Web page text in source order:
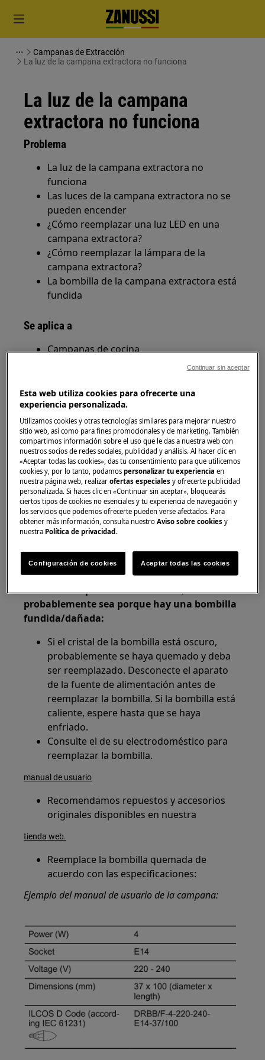
Campanas de Extracción
La luz de la campana extractora no funciona
La luz de la campana
extractora no funciona
Problema
La luz de la campana extractora no
funciona
Las luces de la campana extractora no se
pueden encender
¿Cómo reemplazar una luz LED en una
campana extractora?
¿Cómo reemplazar la lámpara de la
campana extractora?
La bombilla de la campana extractora está
fundida
Se aplica a
Campanas de cocina
1. Primero, verifique si la función de
extracción está funcionando:
Si no funciona (la campana extractora no
reacciona, la luz no se enciende, la función
de extracción no funciona),
probablemente haya un fallo eléctrico.
Comprueba si otros electrodomésticos de
la cocina funcionan, en caso contrario
revisa los fusibles y contacta con un
electricista cualificado para subsanar el
posible fallo de cableado.
2. Si la función extractora funciona pero la
luz de la campana no se enciende,
probablemente sea porque hay una bombilla
fundida/dañada:
Si el cristal de la bombilla está oscuro,
probablemente se haya quemado y deba
ser reemplazado. Desconecte el aparato
de la fuente de alimentación antes de
reemplazar la bombilla. Si la bombilla está
caliente, espere hasta que se haya
enfriado.
Consulte el de su electrodoméstico para
reemplazar la bombilla.
manual de usuario
Recomendamos repuestos y accesorios
originales disponibles en nuestra
tienda web.
Reemplace la bombilla quemada de
acuerdo con las especificaciones:
Ejemplo del manual de usuario de la campana:
Esta web utiliza cookies para ofrecerte una
experiencia personalizada.
Utilizamos cookies y otras tecnologías similares para mejorar nuestro
sitio web, así como para fines promocionales y de marketing. También
compartimos información sobre el uso que le das a nuestra web con
nuestros socios de redes sociales, publicidad y análisis. Al hacer clic en
«Aceptar todas las cookies», das tu consentimiento para que utilicemos
cookies y, por lo tanto, podamospersonalizar tu experienciaen
nuestra página web, realizarofertas especiales y ofrecerte publicidad
personalizada. Si haces clic en «Continuar sin aceptar», bloquearás
ciertos tipos de cookies no esenciales y tu experiencia de navegación y
los servicios que podemos ofrecerte pueden verse afectados. Para
obtener más información, consulta nuestroAviso sobre cookies y
nuestra Política de privacidad.
Configuración de cookies Aceptar todas las cookies
Continuar sin aceptar